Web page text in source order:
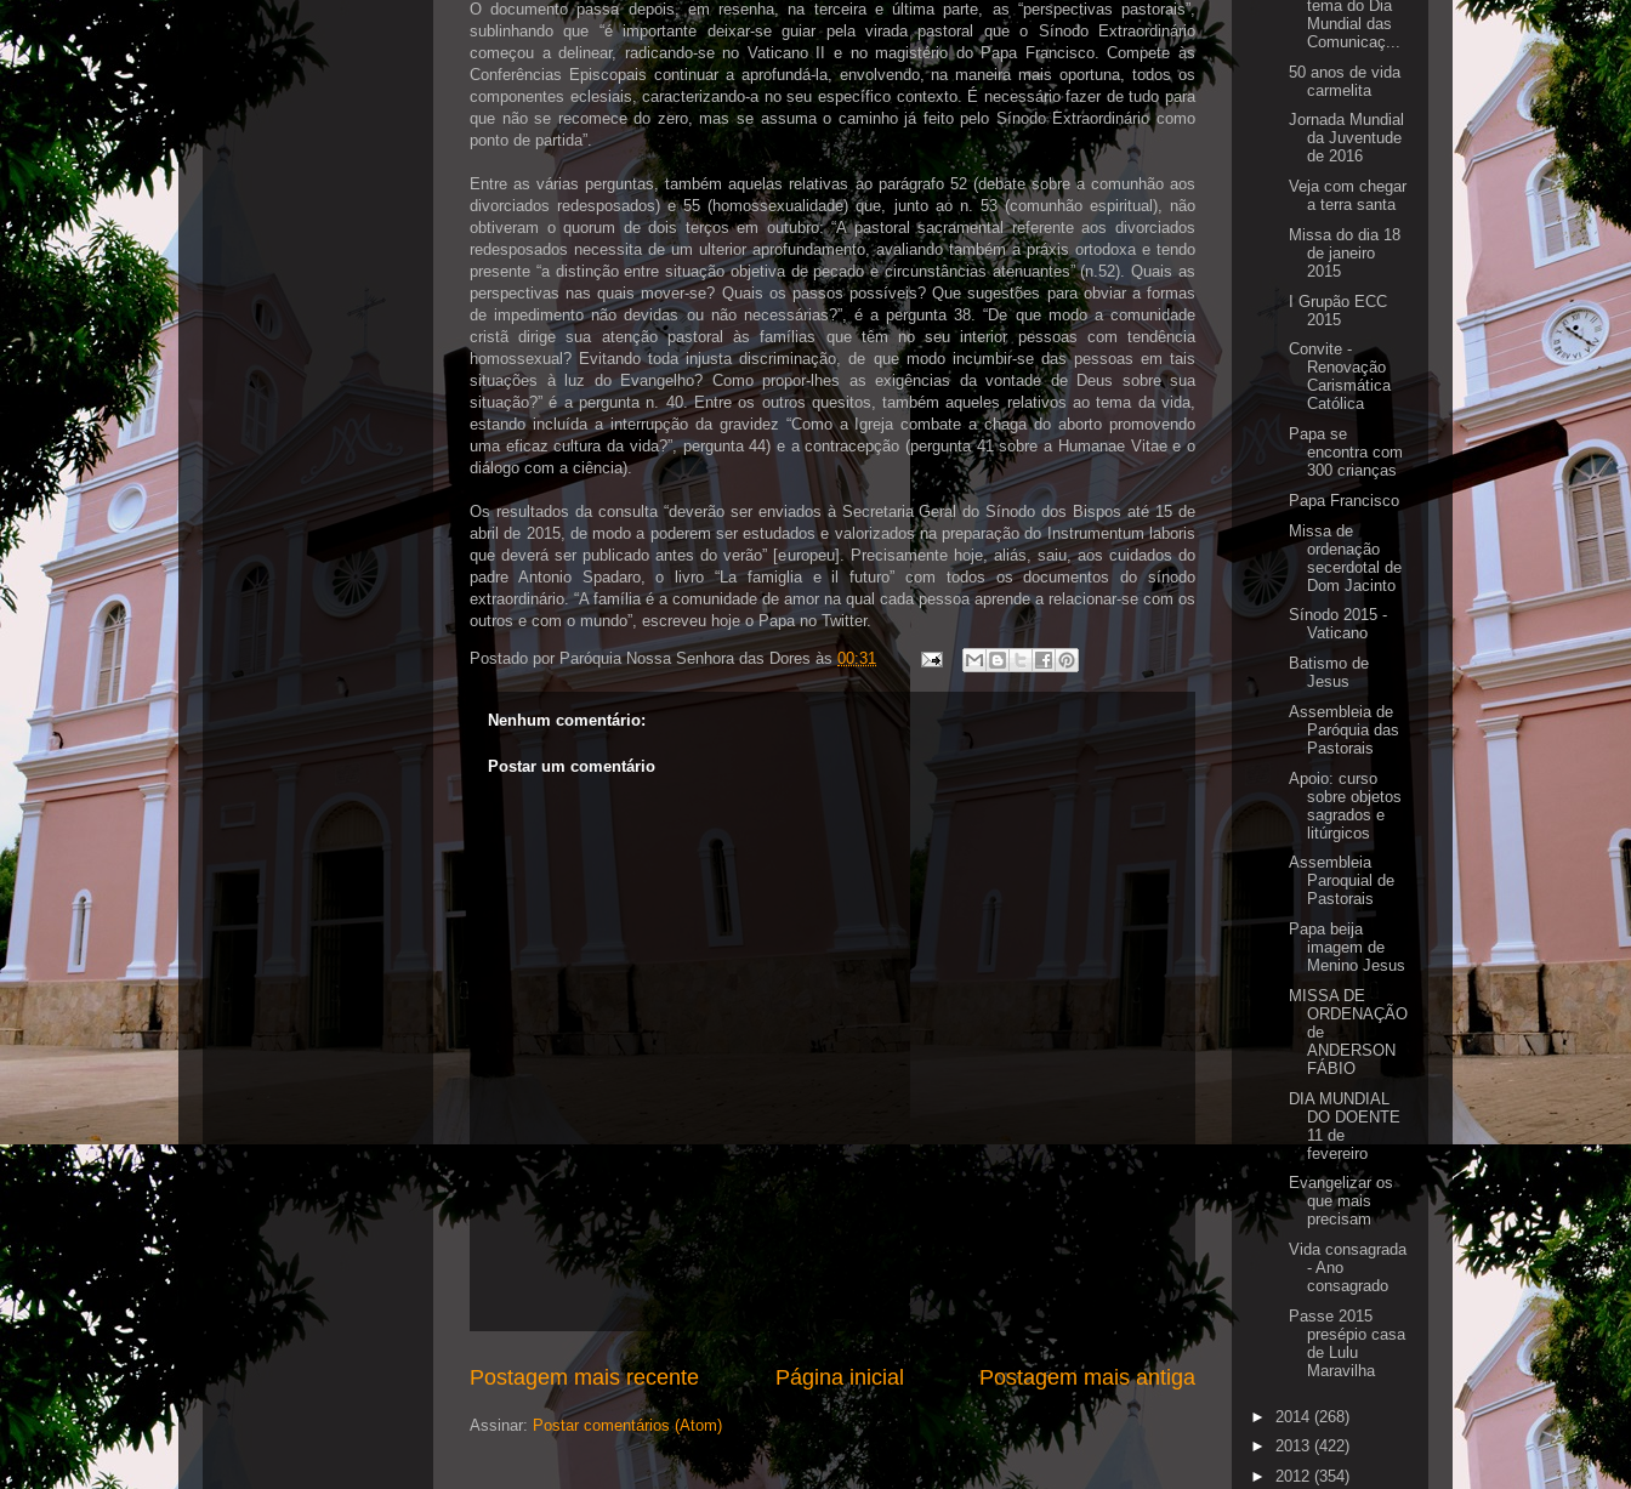
O documento passa depois, em resenha, na terceira e última parte, as “perspectivas pastorais”,
sublinhando que “é importante deixar-se guiar pela virada pastoral que o Sínodo Extraordinário
começou a delinear, radicando-se no Vaticano II e no magistério do Papa Francisco. Compete às
Conferências Episcopais continuar a aprofundá-la, envolvendo, na maneira mais oportuna, todos os
componentes eclesiais, caracterizando-a no seu específico contexto. É necessário fazer de tudo para
que não se recomece do zero, mas se assuma o caminho já feito pelo Sínodo Extraordinário como
ponto de partida”.
Entre as várias perguntas, também aquelas relativas ao parágrafo 52 (debate sobre a comunhão aos
divorciados redesposados) e 55 (homossexualidade) que, junto ao n. 53 (comunhão espiritual), não
obtiveram o quorum de dois terços em outubro: “A pastoral sacramental referente aos divorciados
redesposados necessita de um ulterior aprofundamento, avaliando também a práxis ortodoxa e tendo
presente “a distinção entre situação objetiva de pecado e circunstâncias atenuantes” (n.52). Quais as
perspectivas nas quais mover-se? Quais os passos possíveis? Que sugestões para obviar a formas
de impedimento não devidas ou não necessárias?”, é a pergunta 38. “De que modo a comunidade
cristã dirige sua atenção pastoral às famílias que têm no seu interior pessoas com tendência
homossexual? Evitando toda injusta discriminação, de que modo incumbir-se das pessoas em tais
situações à luz do Evangelho? Como propor-lhes as exigências da vontade de Deus sobre sua
situação?” é a pergunta n. 40. Entre os outros quesitos, também aqueles relativos ao tema da vida,
estando incluída a interrupção da gravidez “Como a Igreja combate a chaga do aborto promovendo
uma eficaz cultura da vida?”, pergunta 44) e a contracepção (pergunta 41 sobre a Humanae Vitae e o
diálogo com a ciência).
Os resultados da consulta “deverão ser enviados à Secretaria Geral do Sínodo dos Bispos até 15 de
abril de 2015, de modo a poderem ser estudados e valorizados na preparação do Instrumentum laboris
que deverá ser publicado antes do verão” [europeu]. Precisamente hoje, aliás, saiu, aos cuidados do
padre Antonio Spadaro, o livro “La famiglia e il futuro” com todos os documentos do sínodo
extraordinário. “A família é a comunidade de amor na qual cada pessoa aprende a relacionar-se com os
outros e com o mundo”, escreveu hoje o Papa no Twitter.
Postado por Paróquia Nossa Senhora das Dores às00:31
Nenhum comentário:
Postar um comentário
Postagem mais recente Postagem mais antiga
Página inicial
Assinar: Postar comentários (Atom)
tema do Dia
Mundial das
Comunicaç...
50 anos de vida
carmelita
Jornada Mundial
da Juventude
de 2016
Veja com chegar
a terra santa
Missa do dia 18
de janeiro
2015
I Grupão ECC
2015
Convite -
Renovação
Carismática
Católica
Papa se
encontra com
300 crianças
Papa Francisco
Missa de
ordenação
secerdotal de
Dom Jacinto
Sínodo 2015 -
Vaticano
Batismo de
Jesus
Assembleia de
Paróquia das
Pastorais
Apoio: curso
sobre objetos
sagrados e
litúrgicos
Assembleia
Paroquial de
Pastorais
Papa beija
imagem de
Menino Jesus
MISSA DE
ORDENAÇÃO
de
ANDERSON
FÁBIO
DIA MUNDIAL
DO DOENTE
11 de
fevereiro
Evangelizar os
que mais
precisam
Vida consagrada
- Ano
consagrado
Passe 2015
presépio casa
de Lulu
Maravilha
► 2014 (268)
► 2013 (422)
► 2012 (354)